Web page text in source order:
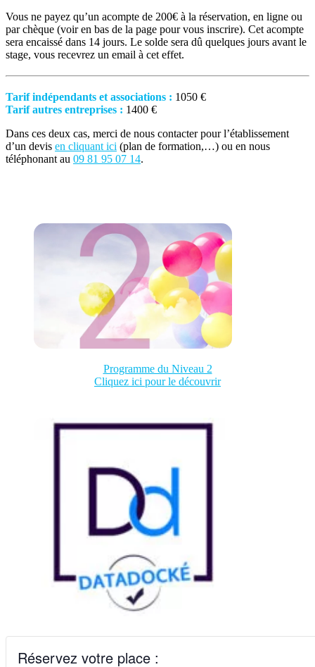
Vous ne payez qu’un acompte de 200€ à la réservation, en ligne ou
par chèque (voir en bas de la page pour vous inscrire). Cet acompte
sera encaissé dans 14 jours. Le solde sera dû quelques jours avant le
stage, vous recevrez un email à cet effet.
Tarif indépendants et associations : 1050 €
Tarif autres entreprises : 1400 €
Dans ces deux cas, merci de nous contacter pour l’établissement
d’un devis en cliquant ici (plan de formation,…) ou en nous
téléphonant au 09 81 95 07 14.
Programme du Niveau 2
Cliquez ici pour le découvrir
Réservez votre place :